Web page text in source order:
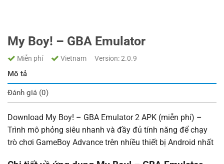
My Boy! – GBA Emulator
Miễn phí Vietnam Version: 2.0.9
Mô tả
Đánh giá (0)
Download My Boy! – GBA Emulator 2 APK (miễn phí) –
Trình mô phỏng siêu nhanh và đầy đủ tính năng để chạy
trò chơi GameBoy Advance trên nhiều thiết bị Android nhất